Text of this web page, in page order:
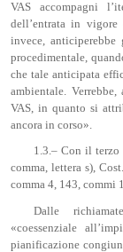
VAS accompagni
dell’entrata in vigore
invece,
procedimentale,
che tale anticipata
ambientale.
VAS, in quanto si
ancora in corso».
1.3.– Con il terzo
comma, lettera s),
comma 4, 143, commi
Dalle
«coessenziale
pianificazione